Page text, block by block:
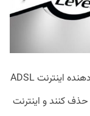
بعد از کش و قوس‌های فراوان‌ شرکت‌های ارائه‌دهنده اینترنت ADSL
کنند و اینترنت